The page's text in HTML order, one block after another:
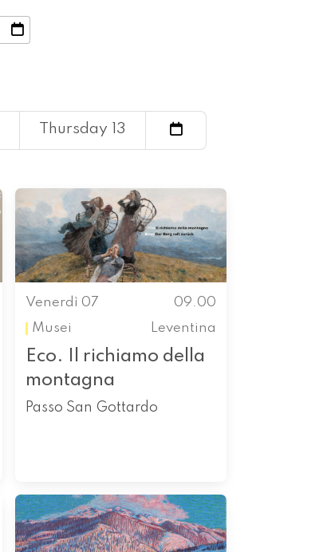
Thursday 13
Venerdì 07
09.00
Musei
Leventina
Eco. Il richiamo della
montagna
Passo San Gottardo